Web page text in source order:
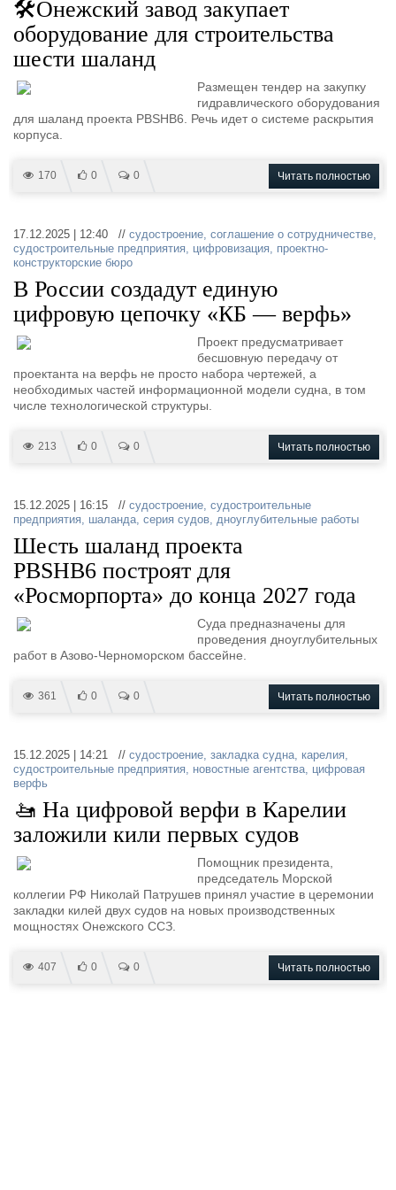
🛠️Онежский завод закупает
оборудование для строительства
шести шаланд
Размещен тендер на закупку
гидравлического оборудования
для шаланд проекта PBSHB6. Речь идет о системе раскрытия
корпуса.
170 0 0 Читать полностью
17.12.2025 | 12:40 // судостроение, соглашение о сотрудничестве,
судостроительные предприятия, цифровизация, проектно-
конструкторские бюро
В России создадут единую
цифровую цепочку «КБ — верфь»
Проект предусматривает
бесшовную передачу от
проектанта на верфь не просто набора чертежей, а
необходимых частей информационной модели судна, в том
числе технологической структуры.
213 0 0 Читать полностью
15.12.2025 | 16:15 // судостроение, судостроительные
предприятия, шаланда, серия судов, дноуглубительные работы
Шесть шаланд проекта
PBSHB6 построят для
«Росморпорта» до конца 2027 года
Суда предназначены для
проведения дноуглубительных
работ в Азово-Черноморском бассейне.
361 0 0 Читать полностью
15.12.2025 | 14:21 // судостроение, закладка судна, карелия,
судостроительные предприятия, новостные агентства, цифровая
верфь
🚤 На цифровой верфи в Карелии
заложили кили первых судов
Помощник президента,
председатель Морской
коллегии РФ Николай Патрушев принял участие в церемонии
закладки килей двух судов на новых производственных
мощностях Онежского ССЗ.
407 0 0 Читать полностью